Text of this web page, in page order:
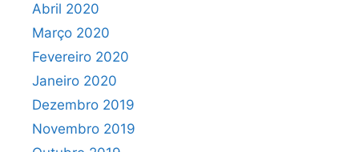
Abril 2020
Março 2020
Fevereiro 2020
Janeiro 2020
Dezembro 2019
Novembro 2019